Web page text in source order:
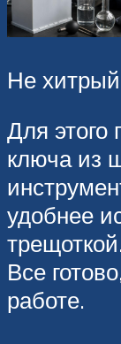
Не
Для этого
ключа из
удобнее
Все
работе.